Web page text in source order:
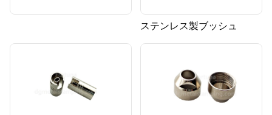
ステンレス製ブッシュ